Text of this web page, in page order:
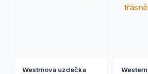
Westrnová uzdečka